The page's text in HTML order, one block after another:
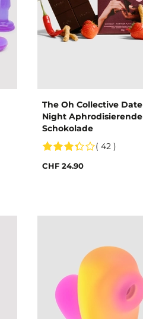
The Oh Collective Date
Night Aphrodisierende
Schokolade
( 42 )
CHF 24.90